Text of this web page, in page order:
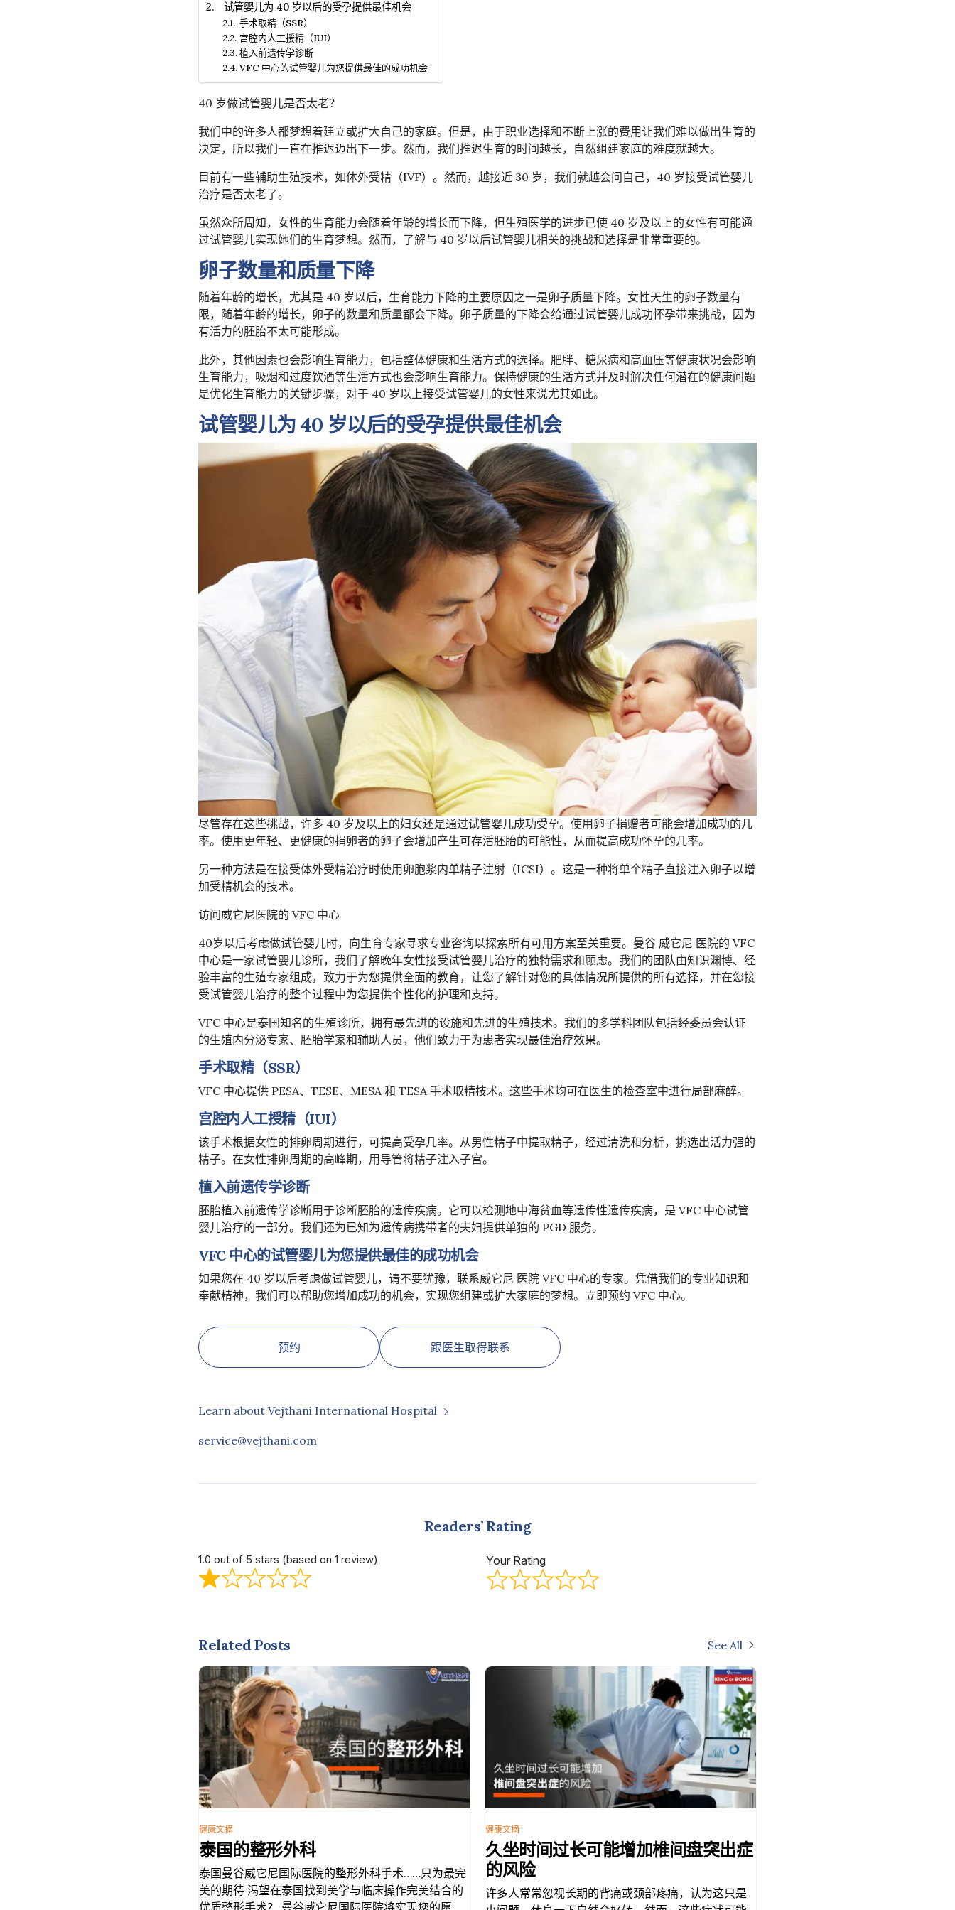
试管婴儿为 40 岁以后的受孕提供最佳机会
手术取精（SSR）
宫腔内人工授精（IUI）
植入前遗传学诊断
VFC 中心的试管婴儿为您提供最佳的成功机会
40 岁做试管婴儿是否太老？
我们中的许多人都梦想着建立或扩大自己的家庭。但是，由于职业选择和不断上涨的费用让我们难以做出生育的
决定，所以我们一直在推迟迈出下一步。然而，我们推迟生育的时间越长，自然组建家庭的难度就越大。
目前有一些辅助生殖技术，如体外受精（IVF）。然而，越接近 30 岁，我们就越会问自己，40 岁接受试管婴儿
治疗是否太老了。
虽然众所周知，女性的生育能力会随着年龄的增长而下降，但生殖医学的进步已使 40 岁及以上的女性有可能通
过试管婴儿实现她们的生育梦想。然而，了解与 40 岁以后试管婴儿相关的挑战和选择是非常重要的。
卵子数量和质量下降
随着年龄的增长，尤其是 40 岁以后，生育能力下降的主要原因之一是卵子质量下降。女性天生的卵子数量有
限，随着年龄的增长，卵子的数量和质量都会下降。卵子质量的下降会给通过试管婴儿成功怀孕带来挑战，因为
有活力的胚胎不太可能形成。
此外，其他因素也会影响生育能力，包括整体健康和生活方式的选择。肥胖、糖尿病和高血压等健康状况会影响
生育能力，吸烟和过度饮酒等生活方式也会影响生育能力。保持健康的生活方式并及时解决任何潜在的健康问题
是优化生育能力的关键步骤，对于 40 岁以上接受试管婴儿的女性来说尤其如此。
试管婴儿为 40 岁以后的受孕提供最佳机会
尽管存在这些挑战，许多 40 岁及以上的妇女还是通过试管婴儿成功受孕。使用卵子捐赠者可能会增加成功的几
率。使用更年轻、更健康的捐卵者的卵子会增加产生可存活胚胎的可能性，从而提高成功怀孕的几率。
另一种方法是在接受体外受精治疗时使用卵胞浆内单精子注射（ICSI）。这是一种将单个精子直接注入卵子以增
加受精机会的技术。
访问威它尼医院的 VFC 中心
40岁以后考虑做试管婴儿时，向生育专家寻求专业咨询以探索所有可用方案至关重要。曼谷 威它尼 医院的 VFC
中心是一家试管婴儿诊所，我们了解晚年女性接受试管婴儿治疗的独特需求和顾虑。我们的团队由知识渊博、经
验丰富的生殖专家组成，致力于为您提供全面的教育，让您了解针对您的具体情况所提供的所有选择，并在您接
受试管婴儿治疗的整个过程中为您提供个性化的护理和支持。
VFC 中心是泰国知名的生殖诊所，拥有最先进的设施和先进的生殖技术。我们的多学科团队包括经委员会认证
的生殖内分泌专家、胚胎学家和辅助人员，他们致力于为患者实现最佳治疗效果。
手术取精（SSR）
VFC 中心提供 PESA、TESE、MESA 和 TESA 手术取精技术。这些手术均可在医生的检查室中进行局部麻醉。
宫腔内人工授精（IUI）
该手术根据女性的排卵周期进行，可提高受孕几率。从男性精子中提取精子，经过清洗和分析，挑选出活力强的
精子。在女性排卵周期的高峰期，用导管将精子注入子宫。
植入前遗传学诊断
胚胎植入前遗传学诊断用于诊断胚胎的遗传疾病。它可以检测地中海贫血等遗传性遗传疾病，是 VFC 中心试管
婴儿治疗的一部分。我们还为已知为遗传病携带者的夫妇提供单独的 PGD 服务。
VFC 中心的试管婴儿为您提供最佳的成功机会
如果您在 40 岁以后考虑做试管婴儿，请不要犹豫，联系威它尼 医院 VFC 中心的专家。凭借我们的专业知识和
奉献精神，我们可以帮助您增加成功的机会，实现您组建或扩大家庭的梦想。立即预约 VFC 中心。
预约 跟医生取得联系
Learn about Vejthani International Hospital
service@vejthani.com
Readers’ Rating
1.0 out of 5 stars (based on 1 review) Your Rating
Related Posts See All
泰国的整形外科
泰国曼谷威它尼国际医院的整形外科手术……只为最完
美的期待 渴望在泰国找到美学与临床操作完美结合的
健康文摘
久坐时间过长可能增加椎间盘突出症
的风险
许多人常常忽视长期的背痛或颈部疼痛，认为这只是
健康文摘